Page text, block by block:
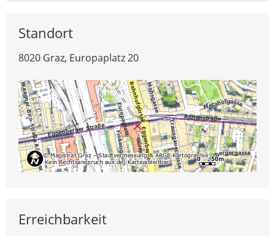
Standort
8020 Graz, Europaplatz 20
Erreichbarkeit